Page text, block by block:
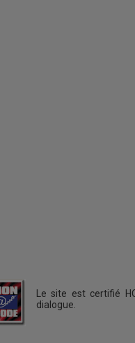
Le site est certifié
dialogue.